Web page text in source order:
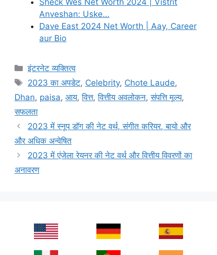
Anveshan: Uske…
Dave East 2024 Net Worth | Aay, Career
aur Bio
Categories
इंटरनेट व्यक्तित्व
Tags
2023 का अपडेट, Celebrity, Chote Laude,
Dhan, paisa, आय,वित्त,वित्तीय अवलोकन,संपत्ति मूल्य,
सफलता
2023 में स्नूप डॉग की नेट वर्थ, संगीत करियर, बायो और
और अधिक अन्वेषित
2023 में एंजेला रेयनर की नेट वर्थ और वित्तीय विवरणों का
अनावरण